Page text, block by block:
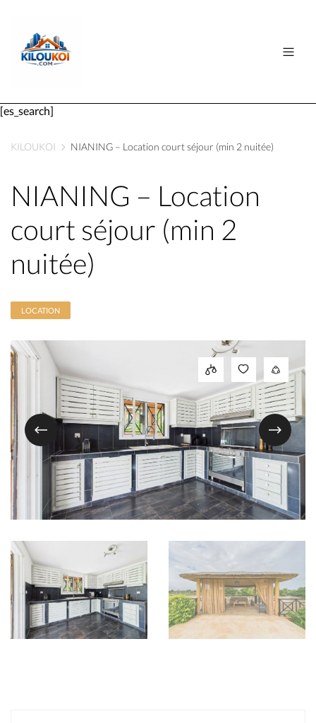
[es_search]
KILOUKOI NIANING – Location court séjour (min 2 nuitée)
NIANING – Location
court séjour (min 2
nuitée)
LOCATION